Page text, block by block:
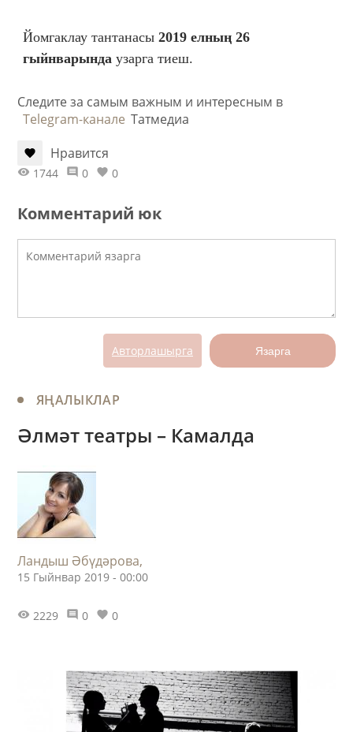
Йомгаклау тантанасы 2019 елның 26
гыйнварында узарга тиеш.
Следите за самым важным и интересным в
Telegram-канале Татмедиа
Нравится
1744 0 0
Комментарий юк
Авторлашырга Язарга
ЯҢАЛЫКЛАР
Әлмәт театры – Камалда
Ландыш Әбүдәрова,
15 Гыйнвар 2019 - 00:00
2229 0 0